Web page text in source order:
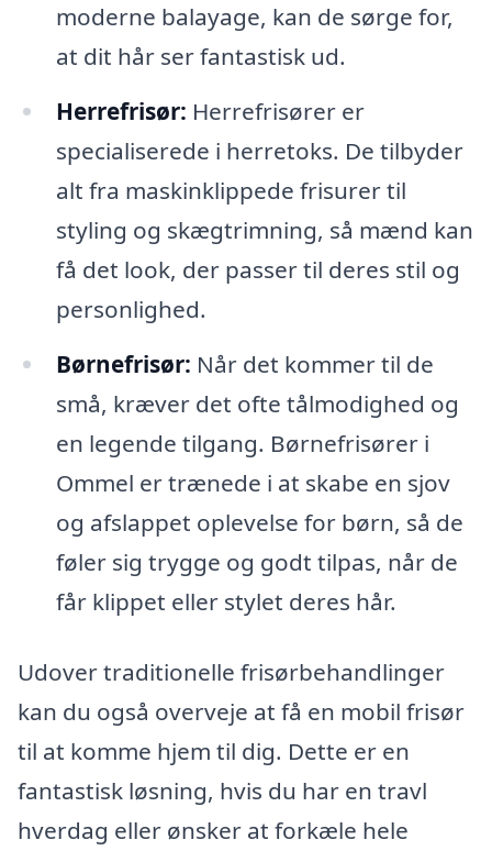
moderne balayage, kan de sørge for,
at dit hår ser fantastisk ud.
Herrefrisør: Herrefrisører er
specialiserede i herretoks. De tilbyder
alt fra maskinklippede frisurer til
styling og skægtrimning, så mænd kan
få det look, der passer til deres stil og
personlighed.
Børnefrisør: Når det kommer til de
små, kræver det ofte tålmodighed og
en legende tilgang. Børnefrisører i
Ommel er trænede i at skabe en sjov
og afslappet oplevelse for børn, så de
føler sig trygge og godt tilpas, når de
får klippet eller stylet deres hår.
Udover traditionelle frisørbehandlinger
kan du også overveje at få en mobil frisør
til at komme hjem til dig. Dette er en
fantastisk løsning, hvis du har en travl
hverdag eller ønsker at forkæle hele